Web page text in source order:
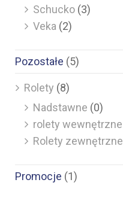
Schucko (3)
Veka (2)
Pozostałe (5)
Rolety (8)
Nadstawne (0)
rolety wewnętrzne
Rolety zewnętrzne
Promocje (1)